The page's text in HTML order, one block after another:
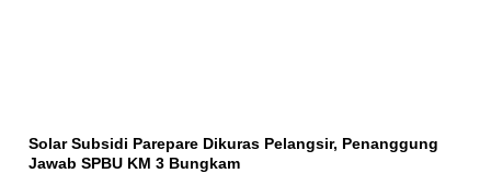
Solar Subsidi Parepare Dikuras Pelangsir, Penanggung
Jawab SPBU KM 3 Bungkam